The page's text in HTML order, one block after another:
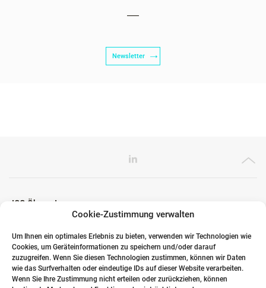
Cookie-Zustimmung verwalten
Um Ihnen ein optimales Erlebnis zu bieten, verwenden wir Technologien wie
Cookies, um Geräteinformationen zu speichern und/oder darauf
zuzugreifen. Wenn Sie diesen Technologien zustimmen, können wir Daten
wie das Surfverhalten oder eindeutige IDs auf dieser Website verarbeiten.
Wenn Sie Ihre Zustimmung nicht erteilen oder zurückziehen, können
Newsletter
ICG Ökosystem
Globale Partner